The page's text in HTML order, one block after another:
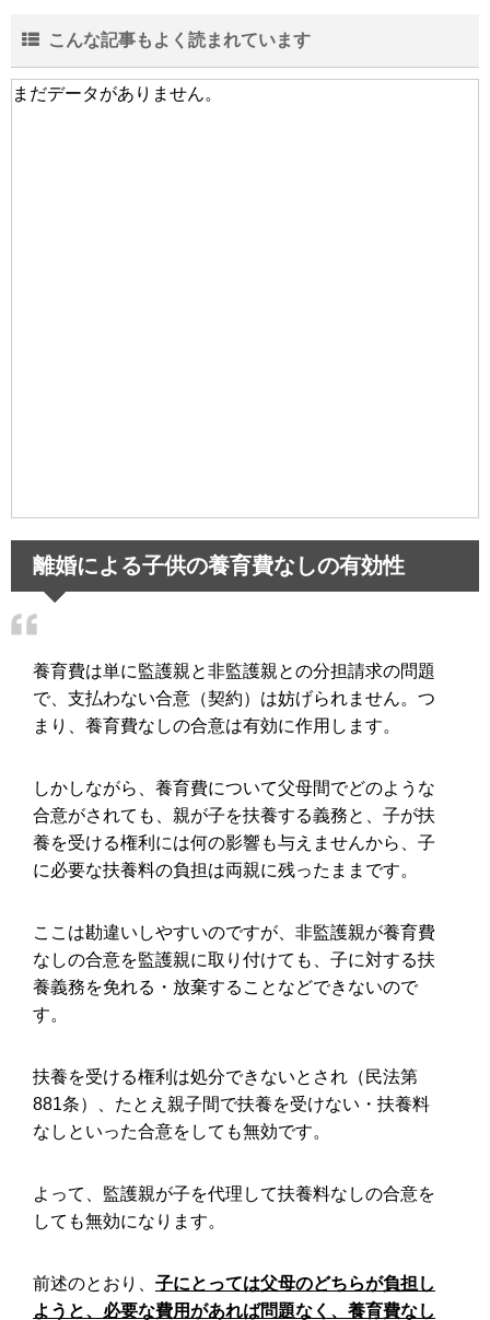
こんな記事もよく読まれています
まだデータがありません。
離婚による子供の養育費なしの有効性
養育費は単に監護親と非監護親との分担請求の問題
で、支払わない合意（契約）は妨げられません。つ
まり、養育費なしの合意は有効に作用します。
しかしながら、養育費について父母間でどのような
合意がされても、親が子を扶養する義務と、子が扶
養を受ける権利には何の影響も与えませんから、子
に必要な扶養料の負担は両親に残ったままです。
ここは勘違いしやすいのですが、非監護親が養育費
なしの合意を監護親に取り付けても、子に対する扶
養義務を免れる・放棄することなどできないので
す。
扶養を受ける権利は処分できないとされ（民法第
881条）、たとえ親子間で扶養を受けない・扶養料
なしといった合意をしても無効です。
よって、監護親が子を代理して扶養料なしの合意を
しても無効になります。
前述のとおり、 子にとっては父母のどちらが負担し
ようと、必要な費用があれば問題なく、養育費なし